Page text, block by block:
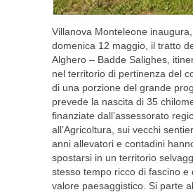
Villanova Monteleone
domenica 12 maggio, il tratto
Alghero – Badde Salighes,
nel territorio di pertinenza del
di una porzione del grande
prevede la nascita di 35
finanziate dall’assessorato
all’Agricoltura, sui vecchi
anni allevatori e contadini
spostarsi in un territorio
stesso tempo ricco di fascino e
valore paesaggistico. Si parte